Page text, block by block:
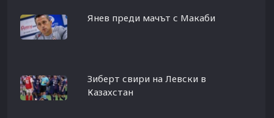
Янев преди мачът с Макаби
Зиберт свири на Левски в
Казахстан